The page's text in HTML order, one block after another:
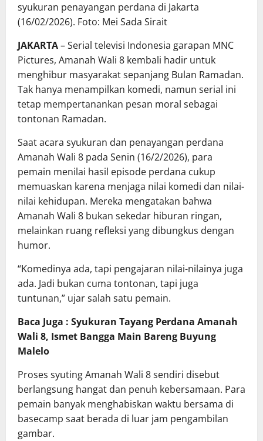
syukuran penayangan perdana di Jakarta
(16/02/2026). Foto: Mei Sada Sirait
JAKARTA– Serial televisi Indonesia garapan MNC
Pictures, Amanah Wali 8 kembali hadir untuk
menghibur masyarakat sepanjang Bulan Ramadan.
Tak hanya menampilkan komedi, namun serial ini
tetap mempertanankan pesan moral sebagai
tontonan Ramadan.
Saat acara syukuran dan penayangan perdana
Amanah Wali 8 pada Senin (16/2/2026), para
pemain menilai hasil episode perdana cukup
memuaskan karena menjaga nilai komedi dan nilai-
nilai kehidupan. Mereka mengatakan bahwa
Amanah Wali 8 bukan sekedar hiburan ringan,
melainkan ruang refleksi yang dibungkus dengan
humor.
“Komedinya ada, tapi pengajaran nilai-nilainya juga
ada. Jadi bukan cuma tontonan, tapi juga
tuntunan,” ujar salah satu pemain.
Baca Juga : Syukuran Tayang Perdana Amanah
Wali 8, Ismet Bangga Main Bareng Buyung
Malelo
Proses syuting Amanah Wali 8 sendiri disebut
berlangsung hangat dan penuh kebersamaan. Para
pemain banyak menghabiskan waktu bersama di
basecamp saat berada di luar jam pengambilan
gambar.